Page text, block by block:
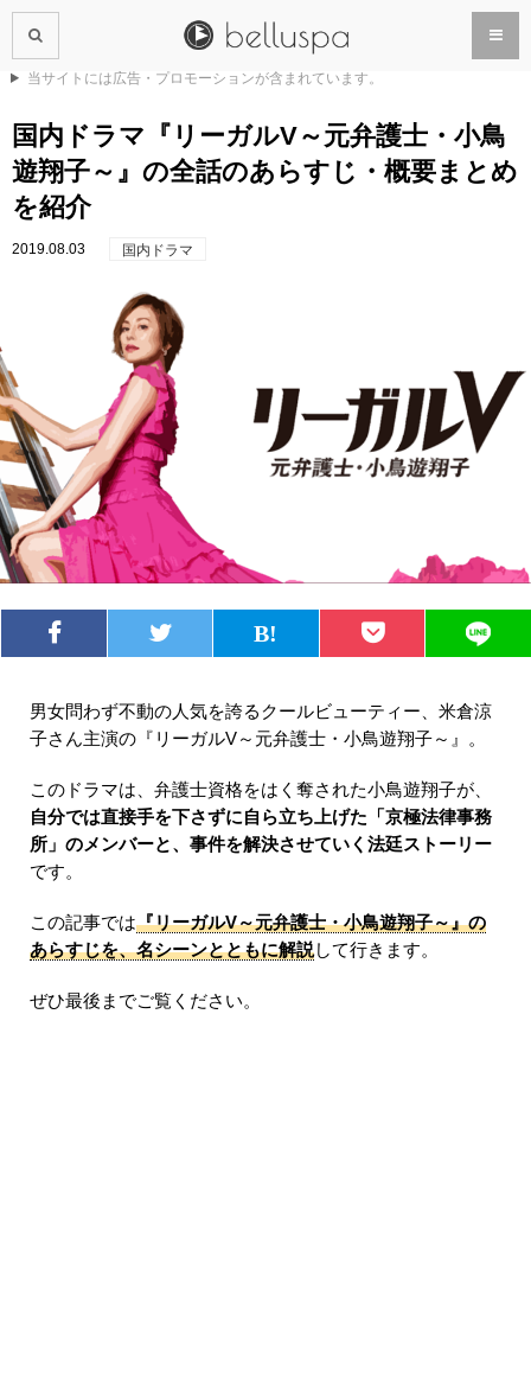
当サイトには広告・プロモーションが含まれています。
国内ドラマ『リーガルV～元弁護士・小鳥
遊翔子～』の全話のあらすじ・概要まとめ
を紹介
2019.08.03 国内ドラマ
男女問わず不動の人気を誇るクールビューティー、米倉涼
子さん主演の『リーガルV～元弁護士・小鳥遊翔子～』。
このドラマは、弁護士資格をはく奪された小鳥遊翔子が、
自分では直接手を下さずに自ら立ち上げた「京極法律事務
所」のメンバーと、事件を解決させていく法廷ストーリー
です。
この記事では『リーガルV～元弁護士・小鳥遊翔子～』の
あらすじを、名シーンとともに解説して行きます。
ぜひ最後までご覧ください。